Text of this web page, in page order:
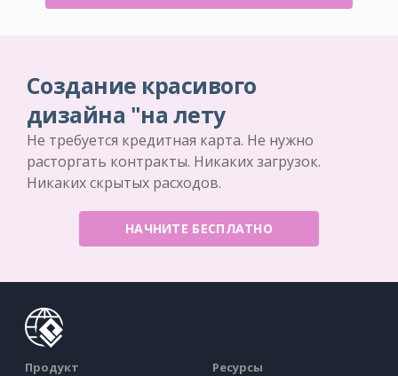
Создание красивого
дизайна "на лету
Не требуется кредитная карта. Не нужно
расторгать контракты. Никаких загрузок.
Никаких скрытых расходов.
НАЧНИТЕ БЕСПЛАТНО
Продукт Ресурсы